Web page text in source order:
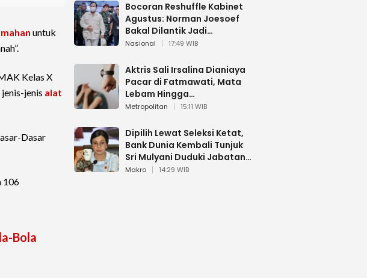
untuk
Kelas X
jenis alat
Dasar
106
Bola
Bocoran Reshuffle Kabinet
Agustus: Norman Joesoef
Bakal Dilantik Jadi
Wamenhan RI
Nasional 17:49 WIB
Aktris Sali Irsalina Dianiaya
Pacar di Fatmawati, Mata
Lebam Hingga
Diselamatkan Polantas
Metropolitan 15:11 WIB
Dipilih Lewat Seleksi Ketat,
Bank Dunia Kembali Tunjuk
Sri Mulyani Duduki Jabatan
Strategis
Makro 14:29 WIB